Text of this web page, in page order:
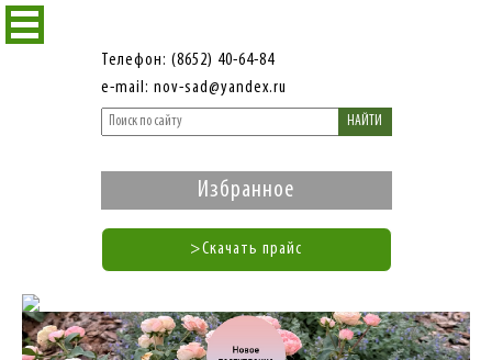
Телефон: (8652) 40-64-84
e-mail: nov-sad@yandex.ru
НАЙТИ
Избранное
>Скачать прайс